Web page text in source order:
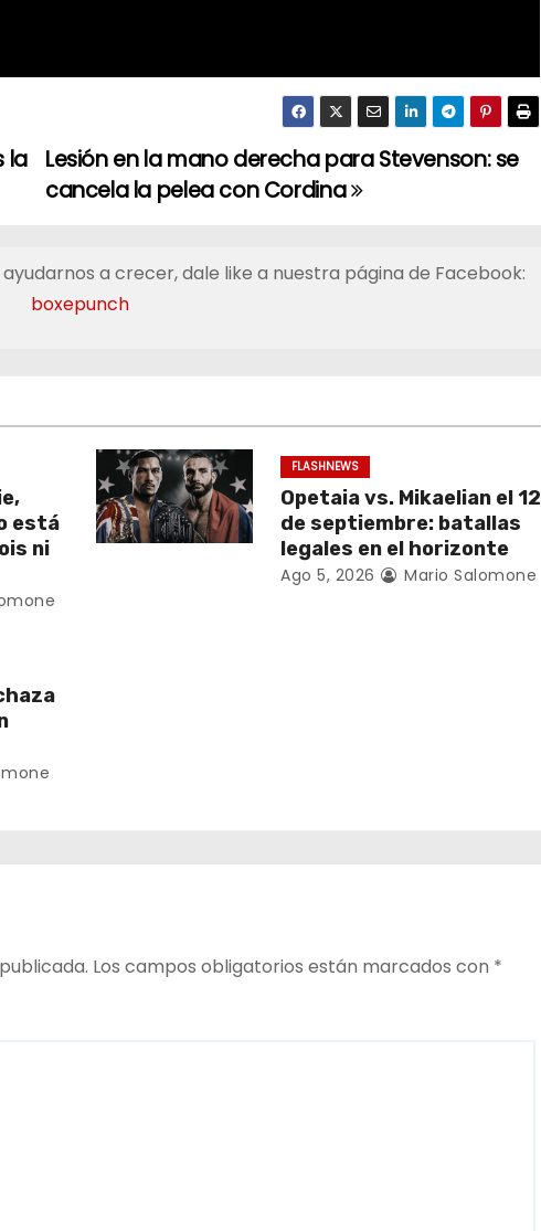
Lesión en la mano derecha para Stevenson: se
cancela la pelea con Cordina
la
a crecer, dale like a nuestra página de Facebook:
boxepunch
está
ni
FLASHNEWS
Opetaia vs. Mikaelian el 12
de septiembre: batallas
legales en el horizonte
Ago 5, 2026 Mario Salomone
Los campos obligatorios están marcados con *